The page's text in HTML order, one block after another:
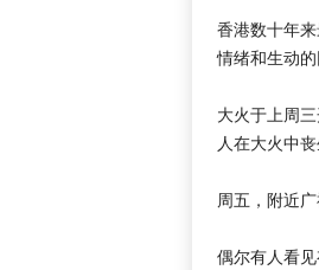
香港数十年
情绪和生动的
大火于上周
人在大火中丧
周五，附近
偶尔有人看